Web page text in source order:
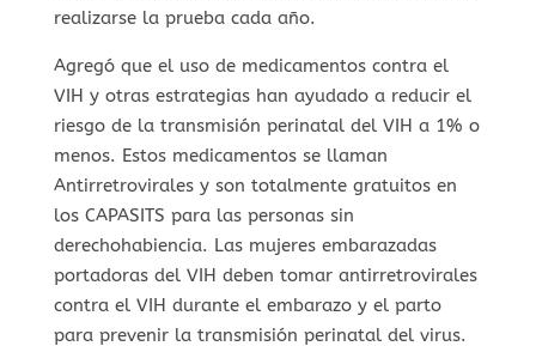
realizarse la prueba cada año.
Agregó que el uso de medicamentos contra el
VIH y otras estrategias han ayudado a reducir el
riesgo de la transmisión perinatal del VIH a 1% o
menos. Estos medicamentos se llaman
Antirretrovirales y son totalmente gratuitos en
los CAPASITS para las personas sin
derechohabiencia. Las mujeres embarazadas
portadoras del VIH deben tomar antirretrovirales
contra el VIH durante el embarazo y el parto
para prevenir la transmisión perinatal del virus.